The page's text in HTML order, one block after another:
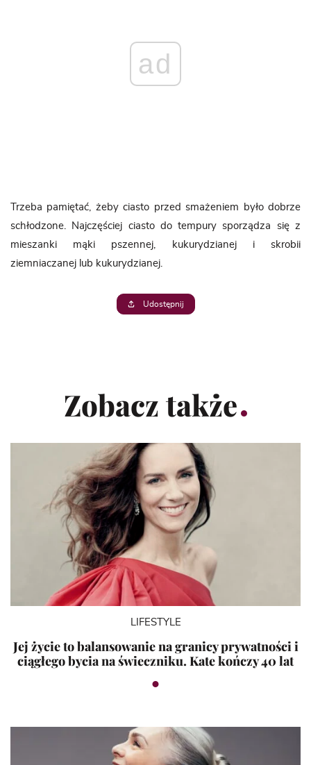
ad
Trzeba pamiętać, żeby ciasto przed smażeniem było dobrze
schłodzone. Najczęściej ciasto do tempury sporządza się z
mieszanki mąki pszennej, kukurydzianej i skrobii
ziemniaczanej lub kukurydzianej.
Udostępnij
Zobacz także
LIFESTYLE
Jej życie to balansowanie na granicy prywatności i
ciągłego bycia na świeczniku. Kate kończy 40 lat